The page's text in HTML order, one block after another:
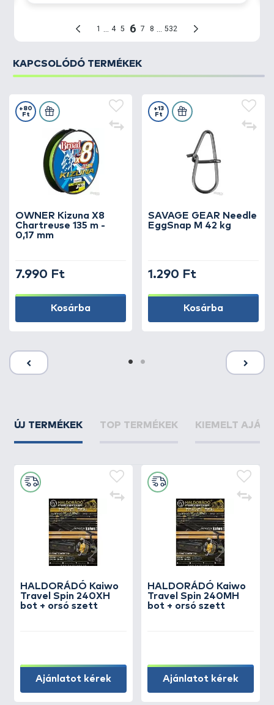
KAPCSOLÓDÓ TERMÉKEK
OWNER Kizuna X8
Chartreuse 135 m -
0,17 mm
+80
Ft
7.990 Ft
Kosárba
SAVAGE GEAR Needle
EggSnap M 42 kg
+13
Ft
1.290 Ft
Kosárba
ÚJ TERMÉKEK TOP TERMÉKEK KIEMELT
HALDORÁDÓ Kaiwo
Travel Spin 240XH
bot + orsó szett
Ajánlatot kérek
HALDORÁDÓ Kaiwo
Travel Spin 240MH
bot + orsó szett
Ajánlatot kérek